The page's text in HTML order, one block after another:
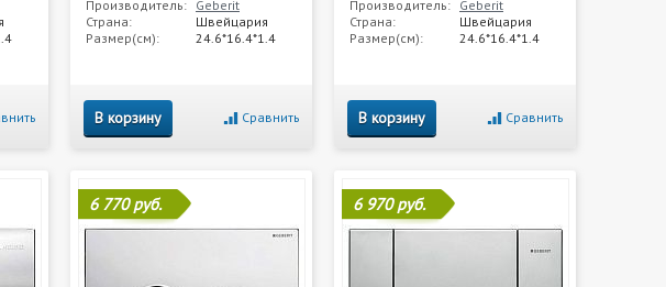
Производитель: Geberit
Страна:
Швейцария
Размер(см):
24.6*16.4*1.4
В корзину Сравнить
Производитель: Geberit
Страна:
Швейцария
Размер(см):
24.6*16.4*1.4
В корзину Сравнить
6 770 руб. 6 970 руб.